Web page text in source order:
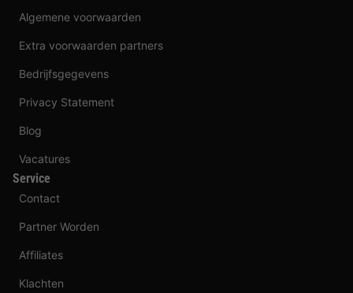
Algemene voorwaarden
Extra voorwaarden partners
Bedrijfsgegevens
Privacy Statement
Blog
Vacatures
Service
Contact
Partner Worden
Affiliates
Klachten